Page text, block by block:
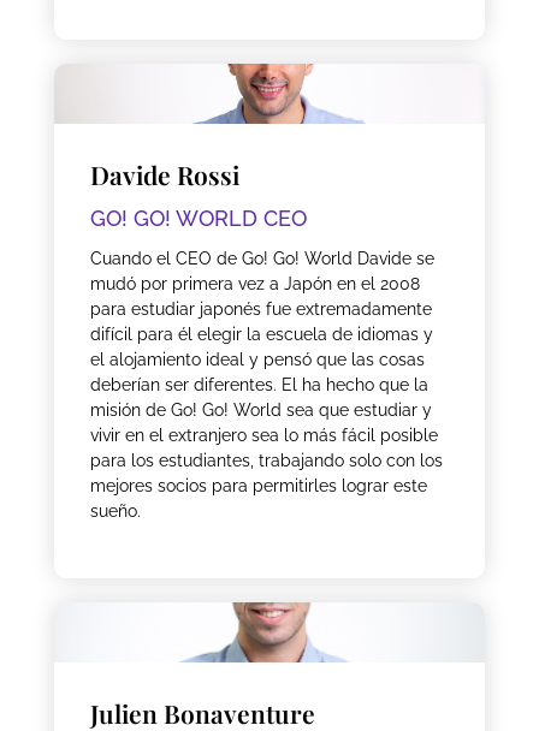
Davide Rossi
GO! GO! WORLD CEO
Cuando el CEO de Go! Go! World Davide se
mudó por primera vez a Japón en el 2008
para estudiar japonés fue extremadamente
difícil para él elegir la escuela de idiomas y
el alojamiento ideal y pensó que las cosas
deberían ser diferentes. El ha hecho que la
misión de Go! Go! World sea que estudiar y
vivir en el extranjero sea lo más fácil posible
para los estudiantes, trabajando solo con los
mejores socios para permitirles lograr este
sueño.
Julien Bonaventure